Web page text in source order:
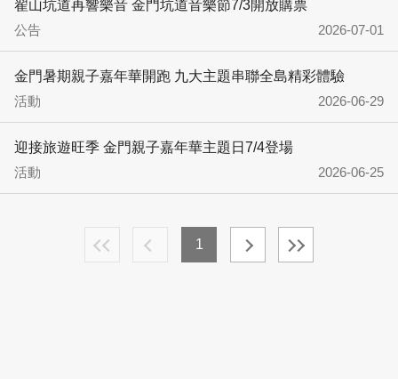
翟山坑道再響樂音 金門坑道音樂節7/3開放購票
公告
2026-07-01
金門暑期親子嘉年華開跑 九大主題串聯全島精彩體驗
活動
2026-06-29
迎接旅遊旺季 金門親子嘉年華主題日7/4登場
活動
2026-06-25
1